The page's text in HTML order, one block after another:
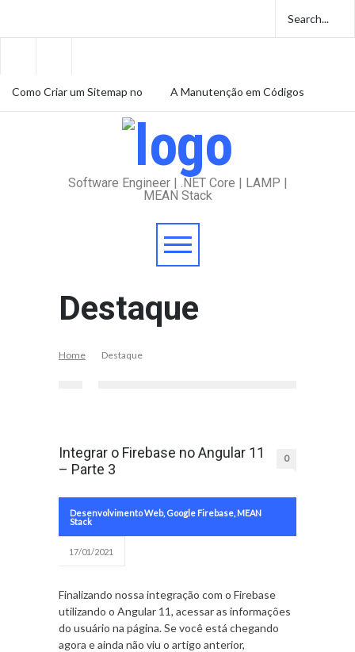
Como Criar um Sitemap no
A Manutenção em Códigos
Amazon e volta ao trabalho
Software Engineer | .NET Core | LAMP |
MEAN Stack
Destaque
Home Destaque
Integrar o Firebase no Angular 11
– Parte 3
0
Desenvolvimento Web, Google Firebase, MEAN
Stack
17/01/2021
Finalizando nossa integração com o Firebase
utilizando o Angular 11, acessar as informações
do usuário na página. Se você está chegando
agora e ainda não viu o artigo anterior,